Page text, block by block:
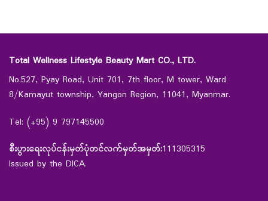
Total Wellness Lifestyle Beauty Mart CO., LTD.
No.527, Pyay Road, Unit 701, 7th floor, M tower, Ward
8/Kamayut township, Yangon Region, 11041, Myanmar.
Tel: (+95) 9 797145500
စီးပွားရေးလုပ်ငန်းမှတ်ပုံတင်လက်မှတ်အမှတ်:111305315
Issued by the DICA.